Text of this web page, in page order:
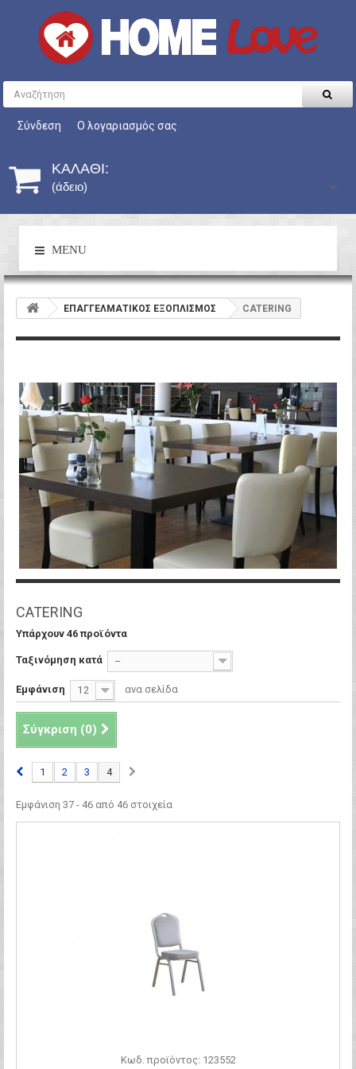
Σύνδεση Ο λογαριασμός σας
ΚΑΛΆΘΙ:
(άδειο)
MENU
ΕΠΑΓΓΕΛΜΑΤΙΚΟΣ ΕΞΟΠΛΙΣΜΟΣ CATERING
CATERING
Υπάρχουν 46 προϊόντα
Ταξινόμηση κατά --
Εμφάνιση 12 ανα σελίδα
Σύγκριση (0)
1 2 3 4
Εμφάνιση 37 - 46 από 46 στοιχεία
Κωδ. προϊόντος: 123552